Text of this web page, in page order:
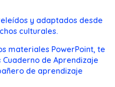
y adaptados desde
culturales.
materiales PowerPoint, te
de Aprendizaje
de aprendizaje